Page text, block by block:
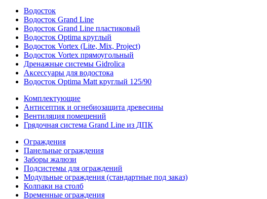
Водосток
Водосток Grand Line
Водосток Grand Line пластиковый
Водосток Optima круглый
Водосток Vortex (Lite, Mix, Project)
Водосток Vortex прямоугольный
Дренажные системы Gidrolica
Аксессуары для водостока
Водосток Optima Matt круглый 125/90
Комплектующие
Антисептик и огнебиозащита древесины
Вентиляция помещений
Грядочная система Grand Line из ДПК
Ограждения
Панельные ограждения
Заборы жалюзи
Подсистемы для ограждений
Модульные ограждения (стандартные под заказ)
Колпаки на столб
Временные ограждения